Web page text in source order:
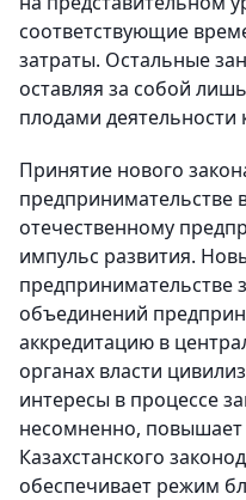
соответствующие
затраты. Остальные
оставляя за собой
плодами деятельности
Принятие нового
предпринимательстве
отечественному
импульс развития.
предпринимательстве
объединений
аккредитацию в
органах власти
интересы в процессе
несомненно, повышает
Казахстанского
обеспечивает режим